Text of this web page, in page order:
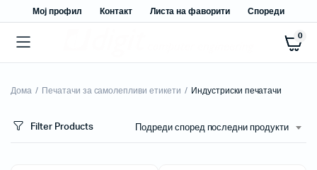
Мој профил Контакт Листа на фаворити Спореди
0
Дома Печатачи за самолепливи етикети Индустриски печатачи
Filter Products Подреди според последни продукти